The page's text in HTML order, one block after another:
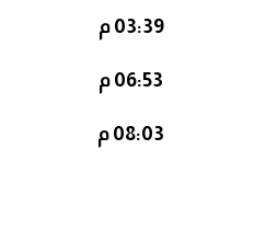
03:39 م
06:53 م
08:03 م